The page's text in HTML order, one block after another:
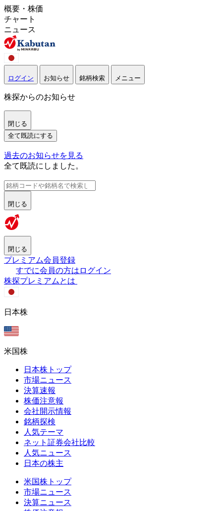
概要・株価
チャート
ニュース
ログイン お知らせ 銘柄検索 メニュー
株探からのお知らせ
閉じる
全て既読にする
過去のお知らせを見る
全て既読にしました。
閉じる
閉じる
プレミアム会員登録
すでに会員の方はログイン
株探プレミアムとは
日本株
米国株
日本株トップ
市場ニュース
決算速報
株価注意報
会社開示情報
銘柄探検
人気テーマ
ネット証券会社比較
人気ニュース
日本の株主
米国株トップ
市場ニュース
決算ニュース